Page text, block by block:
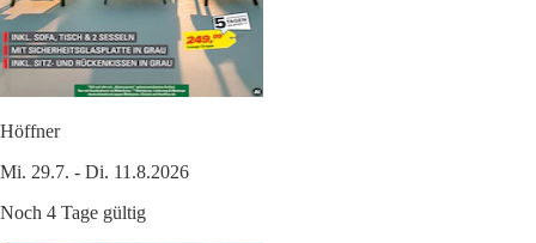
Höffner
Mi. 29.7. - Di. 11.8.2026
Noch 4 Tage gültig